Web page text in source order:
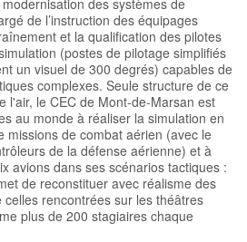
des systèmes de
de l’instruction des équipages
et la qualification des pilotes
(postes de pilotage simplifiés
un visuel de 300 degrés) capables de
complexes. Seule structure de ce
l'air, le CEC de Mont-de-Marsan est
au monde à réaliser la simulation en
missions de combat aérien (avec le
de la défense aérienne) et à
avions dans ses scénarios tactiques :
de reconstituer avec réalisme des
rencontrées sur les théâtres
plus de 200 stagiaires chaque